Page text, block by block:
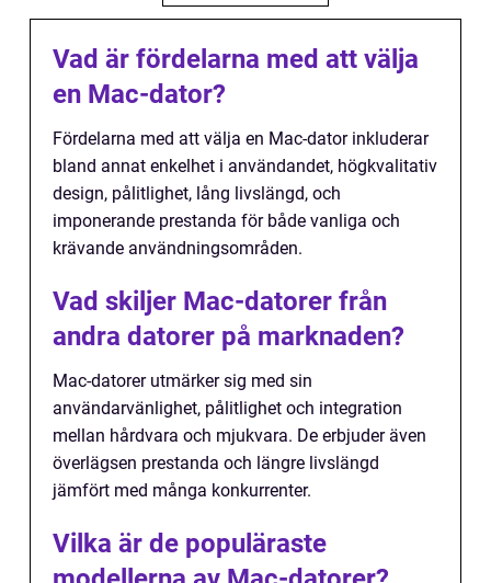
Vad är fördelarna med att välja
en Mac-dator?
Fördelarna med att välja en Mac-dator inkluderar
bland annat enkelhet i användandet, högkvalitativ
design, pålitlighet, lång livslängd, och
imponerande prestanda för både vanliga och
krävande användningsområden.
Vad skiljer Mac-datorer från
andra datorer på marknaden?
Mac-datorer utmärker sig med sin
användarvänlighet, pålitlighet och integration
mellan hårdvara och mjukvara. De erbjuder även
överlägsen prestanda och längre livslängd
jämfört med många konkurrenter.
Vilka är de populäraste